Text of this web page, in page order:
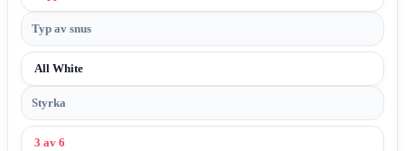
Typ av snus
All White
Styrka
3 av 6